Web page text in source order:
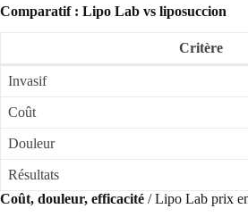
Comparatif : Lipo Lab vs liposuccion
Critère
Invasif
Coût
Douleur
Résultats
Coût, douleur, efficacité / Lipo Lab prix